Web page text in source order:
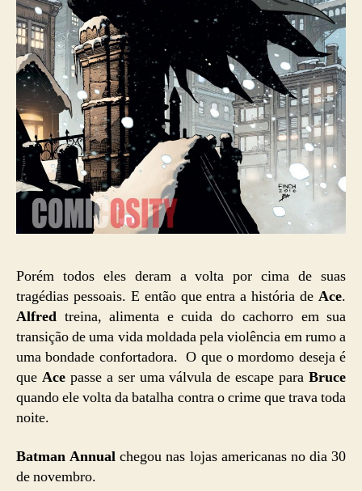
Porém todos eles deram a volta por cima de suas
tragédias pessoais. E então que entra a história de Ace.
Alfred treina, alimenta e cuida do cachorro em sua
transição de uma vida moldada pela violência em rumo a
uma bondade confortadora. O que o mordomo deseja é
que Acepasse a ser uma válvula de escape paraBruce
quando ele volta da batalha contra o crime que trava toda
noite.
Batman Annual chegou nas lojas americanas no dia 30
de novembro.